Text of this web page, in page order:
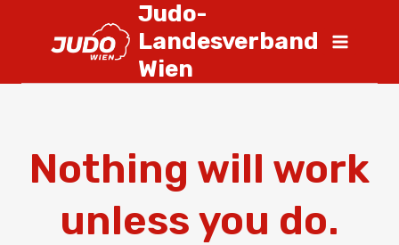
Judo-
Landesverband
Wien
Nothing will work
unless you do.